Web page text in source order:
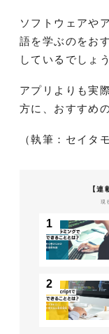
ソフトウェアや
語を学ぶのをお
しているでしょう
アプリよりも実
方に、おすすめ
（執筆：セイタ
【
現
1
2